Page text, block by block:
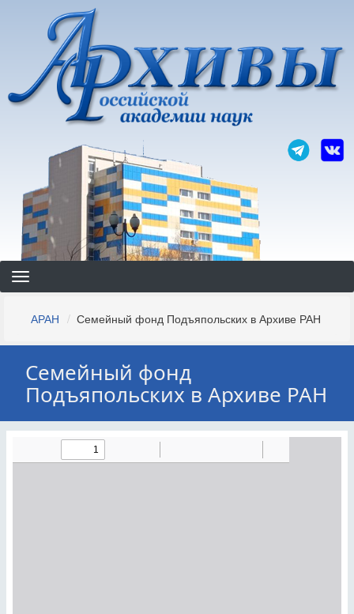
основному
содержанию
Строка
навигации
АРАН Семейный фонд Подъяпольских в Архиве РАН
Семейный фонд
Подъяпольских в Архиве РАН